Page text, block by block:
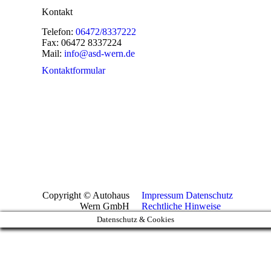
Kontakt
Telefon: 06472/8337222
Fax: 06472 8337224
Mail: info@asd-wern.de
Kontaktformular
Copyright © Autohaus
Wern GmbH
Impressum Datenschutz
Rechtliche Hinweise
Datenschutz & Cookies